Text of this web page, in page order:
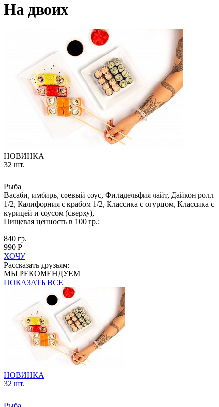
На двоих
НОВИНКА
32 шт.
Рыба
Васаби, имбирь, соевый соус, Филадельфия лайт, Дайкон ролл
1/2, Калифорния с крабом 1/2, Классика с огурцом, Классика с
курицей и соусом (сверху),
Пищевая ценность в 100 гр.:
840 гр.
990 Р
ХОЧУ
Рассказать друзьям:
МЫ РЕКОМЕНДУЕМ
ПОКАЗАТЬ ВСЕ
НОВИНКА
32 шт.
Рыба